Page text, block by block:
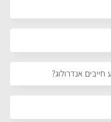
אנדרולוג?